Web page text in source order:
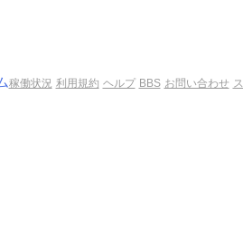
稼働状況 利用規約 ヘルプ BBS お問い合わせ